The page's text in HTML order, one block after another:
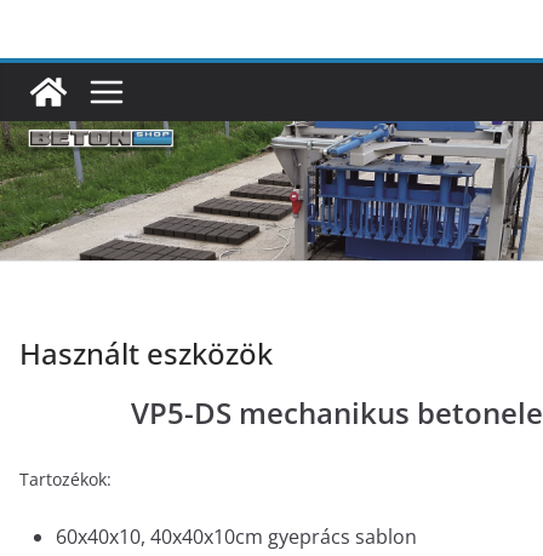
content
Használt eszközök
VP5-DS mechanikus
Tartozékok:
60x40x10, 40x40x10cm gyeprács sablon